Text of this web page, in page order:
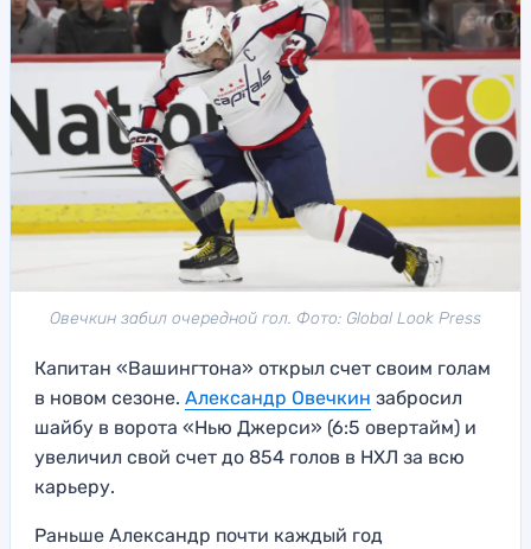
Овечкин забил очередной гол. Фото: Global Look Press
Капитан «Вашингтона» открыл счет своим голам
в новом сезоне. Александр Овечкин забросил
шайбу в ворота «Нью Джерси» (6:5 овертайм) и
увеличил свой счет до 854 голов в НХЛ за всю
карьеру.
Раньше Александр почти каждый год